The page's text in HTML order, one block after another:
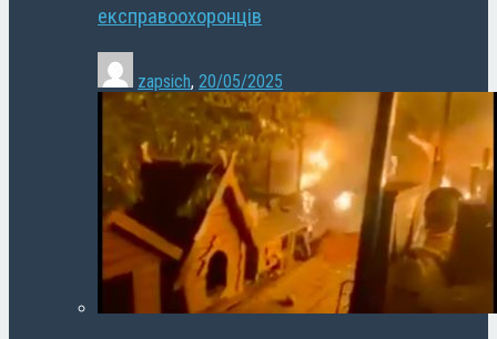
експравоохоронців
zapsich, 20/05/2025